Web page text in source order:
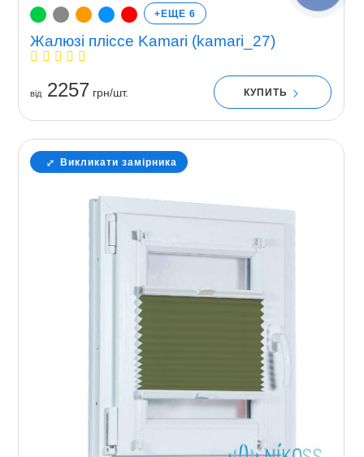
+ЕЩЕ 6
Жалюзі пліссе Kamari (kamari_27)
вiд2257 грн/шт. КУПИТЬ
Викликати замірника